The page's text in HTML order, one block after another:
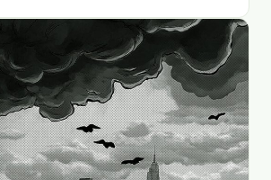
yang diselenggarakan oleh
bersama LBH Yogyakarta dan
pada 23–24 Mei 2026 di Dusun
Kegiatan ini hadir sebagai ruang